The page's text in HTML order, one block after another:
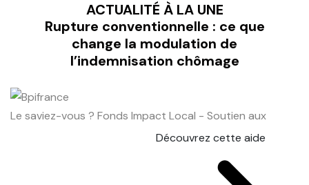
ACTUALITÉ À LA UNE
Rupture conventionnelle : ce que
change la modulation de
l’indemnisation chômage
Le saviez-vous ? Fonds Impact Local - Soutien aux
Découvrez cette aide